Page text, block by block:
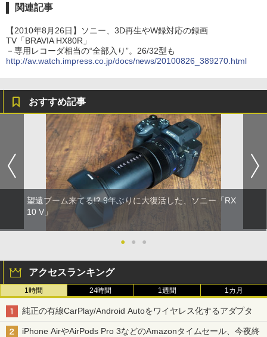
関連記事
【2010年8月26日】ソニー、3D再生やW録対応の録画
TV「BRAVIA HX80R」
－専用レコーダ相当の“全部入り”。26/32型も
http://av.watch.impress.co.jp/docs/news/20100826_389270.html
おすすめ記事
望遠ブーム来てる!? 9年ぶりに大復活した、ソニー「RX
10 V」
● ● ●
アクセスランキング
1時間 24時間 1週間 1カ月
純正の有線CarPlay/Android Autoをワイヤレス化するアダプタ
iPhone AirやAirPods Pro 3などのAmazonタイムセール、今夜終